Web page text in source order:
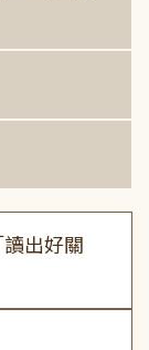
讀出好關